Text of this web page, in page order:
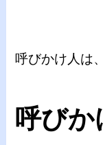
呼びかけ人は
呼びか